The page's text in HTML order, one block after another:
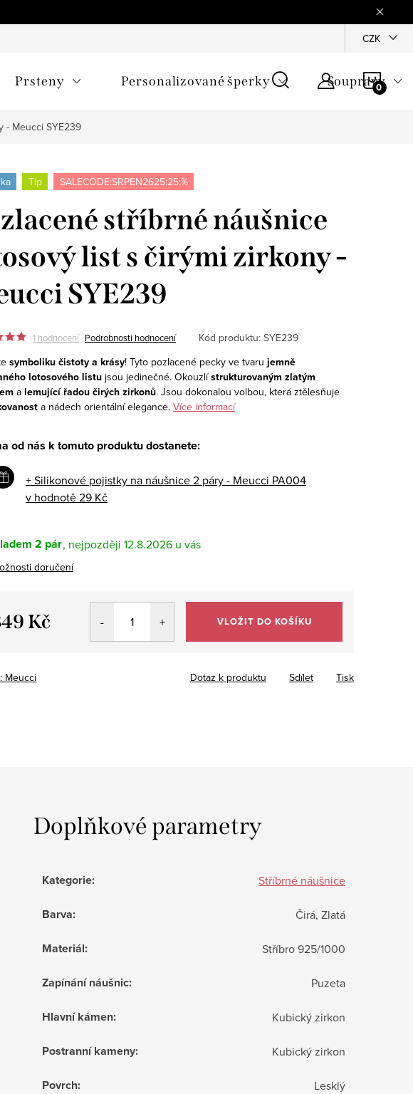
Jak
CZK
Prsteny Personalizované šperky Soupravy
- Meucci SYE239
Tip SALECODE:SRPEN2625:25:%
stříbrné náušnice
list s čirými zirkony -
SYE239
1 hodnocení Podrobnosti hodnocení Kód produktu: SYE239
symboliku čistoty a krásy! Tyto pozlacené pecky ve tvaru jemně
lotosového listu jsou jedinečné. Okouzlístrukturovaným zlatým
a lemující řadou čirých zirkonů. Jsou dokonalou volbou, která ztělesňuje
a nádech orientální elegance. Více informací
od nás k tomuto produktu dostanete:
+ Silikonové pojistky na náušnice 2 páry - Meucci PA004
v hodnotě 29 Kč
2 pár 12.8.2026
doručení
Kč VLOŽIT DO KOŠÍKU
Meucci Tisk
Dotaz k produktu Sdílet
Doplňkové parametry
Kategorie: Stříbrné náušnice
Barva: Čirá, Zlatá
Materiál: Stříbro 925/1000
Zapínání náušnic: Puzeta
Hlavní kámen: Kubický zirkon
Postranní kameny: Kubický zirkon
Povrch: Lesklý